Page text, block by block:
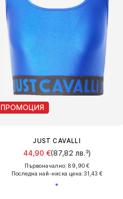
ПРОМОЦИЯ
JUST CAVALLI
44,90 €(87,82 лв.³)
Първоначално: 89,90 €
Последна най-ниска цена:31,43 €